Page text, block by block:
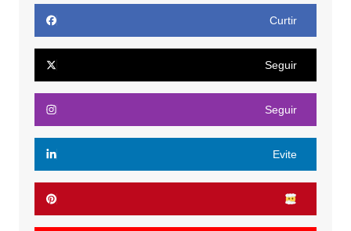
Curtir
Seguir
Seguir
Evite